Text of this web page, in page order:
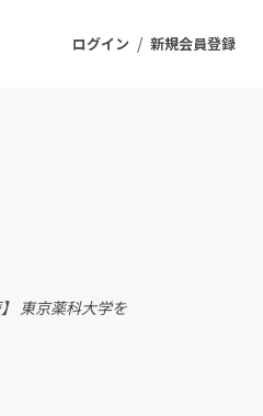
ログイン / 新規会員登録
東京薬科大学を